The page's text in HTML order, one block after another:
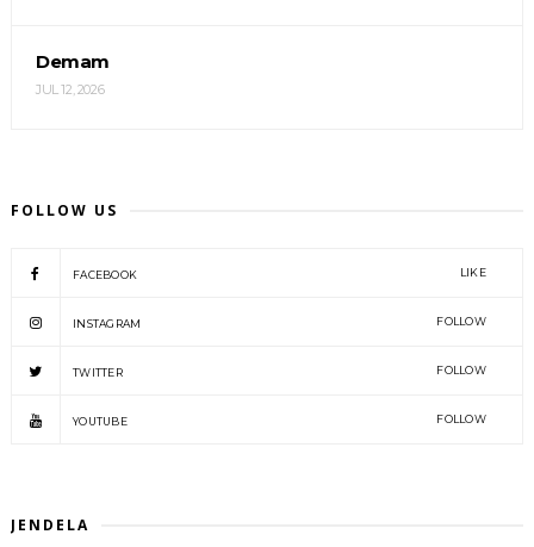
Demam
JUL 12, 2026
FOLLOW US
FACEBOOK LIKE
INSTAGRAM FOLLOW
TWITTER FOLLOW
YOUTUBE FOLLOW
JENDELA